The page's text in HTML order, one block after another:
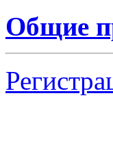
Общие